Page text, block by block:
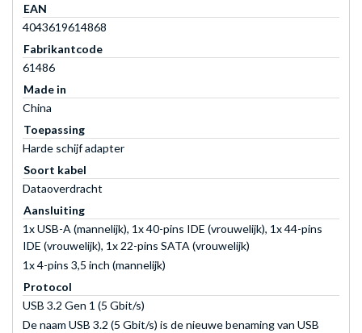
EAN
4043619614868
Fabrikantcode
61486
Made in
China
Toepassing
Harde schijf adapter
Soort kabel
Dataoverdracht
Aansluiting
1x USB-A (mannelijk), 1x 40-pins IDE (vrouwelijk), 1x 44-pins
IDE (vrouwelijk), 1x 22-pins SATA (vrouwelijk)
1x 4-pins 3,5 inch (mannelijk)
Protocol
USB 3.2 Gen 1 (5 Gbit/s)
De naam USB 3.2 (5 Gbit/s) is de nieuwe benaming van USB